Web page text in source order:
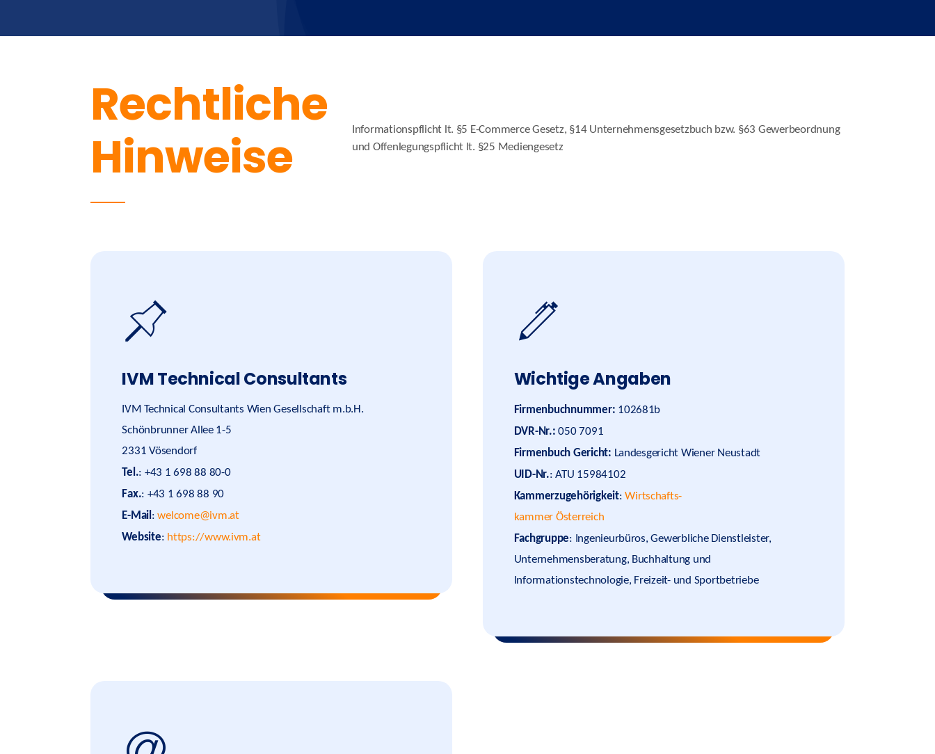
Rechtliche
Hinweise
Informationspflicht lt. §5 E-Commerce Gesetz, §14 Unternehmensgesetzbuch bzw. §63 Gewerbeordnung
und Offenlegungspflicht lt. §25 Mediengesetz
IVM Technical Consultants
IVM Technical Consultants Wien Gesellschaft m.b.H.
Schönbrunner Allee 1-5
2331 Vösendorf
Tel.: +43 1 698 88 80-0
Fax.: +43 1 698 88 90
E-Mail:welcome@ivm.at
Website: https://www.ivm.at
Wichtige Angaben
Firmenbuchnummer: 102681b
DVR-Nr.: 050 7091
Firmenbuch Gericht: Landesgericht Wiener Neustadt
UID-Nr.: ATU 15984102
Kammerzugehörigkeit:Wirtschafts-
kammer Österreich
Fachgruppe: Ingenieurbüros, Gewerbliche Dienstleister,
Unternehmensberatung, Buchhaltung und
Informationstechnologie, Freizeit- und Sportbetriebe